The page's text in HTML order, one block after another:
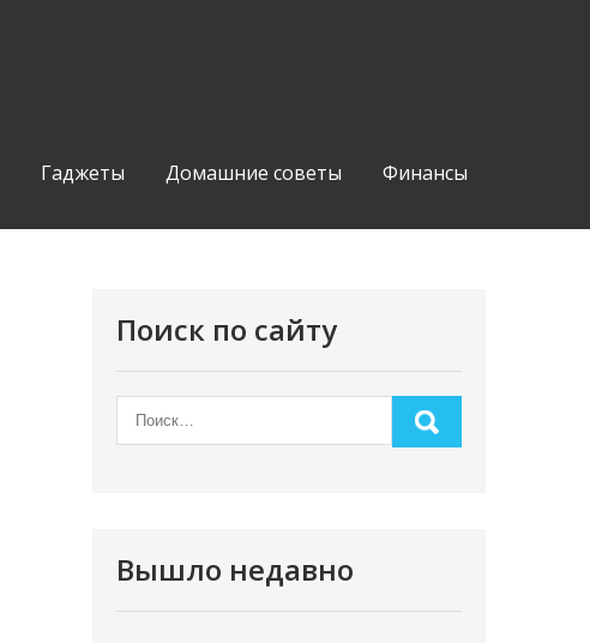
Гаджеты Домашние советы Финансы
Поиск по сайту
Вышло недавно